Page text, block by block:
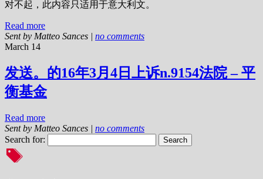
对不起，此内容只适用于意大利文。
Read more
Sent by Matteo Sances | no comments
March 14
发送。的16年3月4日上诉n.9154法院 – 平
衡基金
Read more
Sent by Matteo Sances | no comments
Search for: